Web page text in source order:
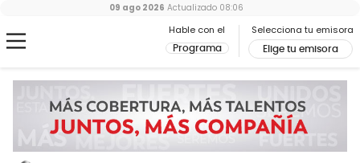
Hable con el
Programa
Selecciona tu emisora
Elige tu emisora
09 ago 2026 Actualizado 08:06